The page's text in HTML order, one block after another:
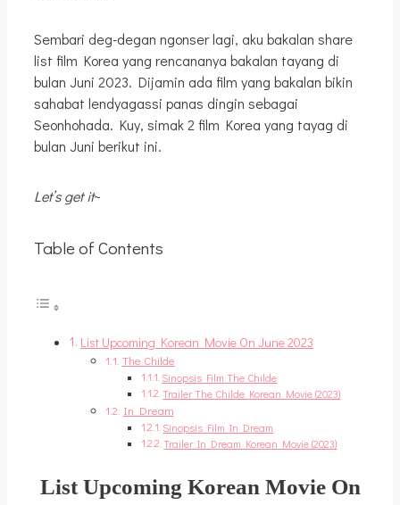
Sembari deg-degan ngonser lagi, aku bakalan share
list film Korea yang rencananya bakalan tayang di
bulan Juni 2023. Dijamin ada film yang bakalan bikin
sahabat lendyagassi panas dingin sebagai
Seonhohada. Kuy, simak 2 film Korea yang tayag di
bulan Juni berikut ini.
Let’s get it~
Table of Contents
List Upcoming Korean Movie On June 2023
The Childe
Sinopsis Film The Childe
Trailer The Childe Korean Movie (2023)
In Dream
Sinopsis Film In Dream
Trailer In Dream Korean Movie (2023)
List Upcoming Korean Movie On